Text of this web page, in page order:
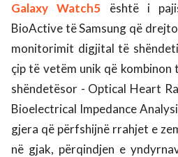
Galaxy Watch5 është i
BioActive të Samsung që
monitorimit digjital të
çip të vetëm unik që
shëndetësor - Optical Heart
Bioelectrical Impedance
gjera që përfshijnë rrahjet e
në gjak, përqindjen e